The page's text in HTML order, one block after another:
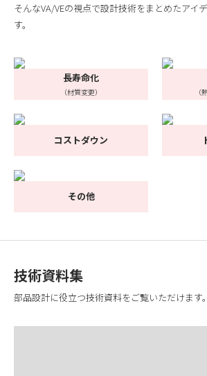
そんなVA/VEの視点で設計技術をまとめたアイ
す。
長寿命化
（材質変更） （
コストダウン
その他
技術資料集
部品設計に役立つ技術資料をご覧いただけます。